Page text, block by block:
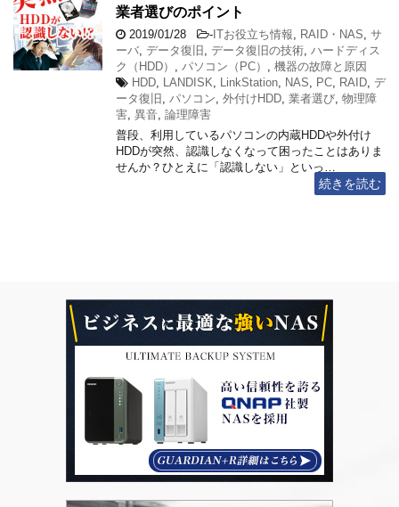
業者選びのポイント
2019/01/28 - ITお役立ち情報 RAID・NAS サ
ーバ データ復旧 データ復旧の技術 ハードディス
ク（HDD）
パソコン（PC）
機器の故障と原因
HDD
LANDISK LinkStation NAS PC RAID デ
ータ復旧
パソコン 外付けHDD 業者選び 物理障
害 異音 論理障害
普段、利用しているパソコンの内蔵HDDや外付け
HDDが突然、認識しなくなって困ったことはありま
せんか？ひとえに「認識しない」といっ…
続きを読む